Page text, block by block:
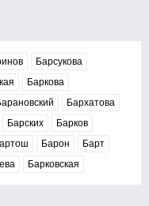
Барсукова
Баркова
Бархатова
Барских
Барков
Барон
Барт
Барковская